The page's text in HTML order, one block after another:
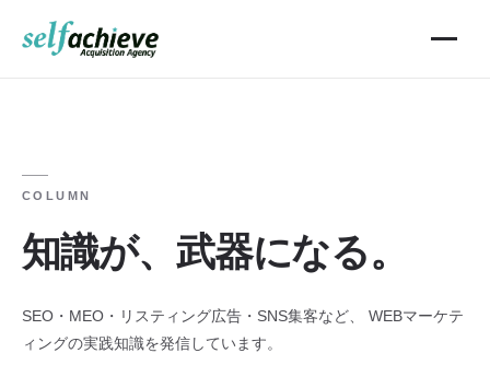
COLUMN
知識が、武器になる。
SEO・MEO・リスティング広告・SNS集客など、
WEBマーケテ
ィングの実践知識を発信しています。